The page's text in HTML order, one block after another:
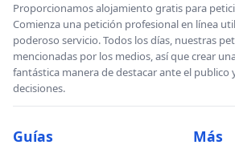
Proporcionamos alojamiento gratis para
Comienza una petición profesional en línea
poderoso servicio. Todos los días, nuestras
mencionadas por los medios, así que crear
fantástica manera de destacar ante el publico
decisiones.
Guías Más